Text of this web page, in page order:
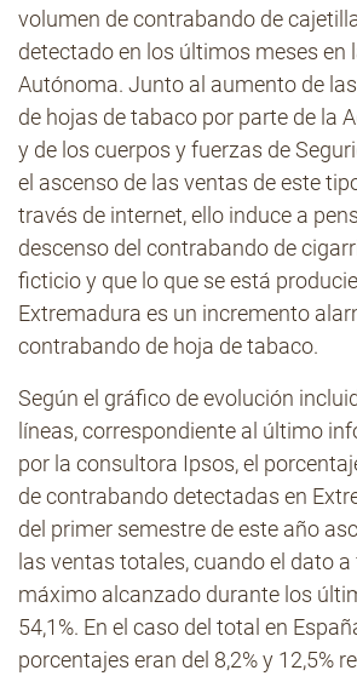
volumen de contrabando de
detectado en los últimos meses en
Autónoma. Junto al aumento de
de hojas de tabaco por parte de la
y de los cuerpos y fuerzas de
el ascenso de las ventas de este
través de internet, ello induce a
descenso del contrabando de
ficticio y que lo que se está
Extremadura es un incremento
contrabando de hoja de tabaco.
Según el gráfico de evolución
líneas, correspondiente al último
por la consultora Ipsos, el
de contrabando detectadas en
del primer semestre de este año
las ventas totales, cuando el dato
máximo alcanzado durante los
54,1%. En el caso del total en
porcentajes eran del 8,2% y 12,5%